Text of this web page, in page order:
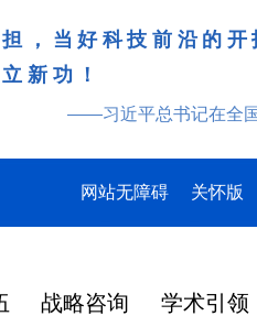
，当好科技前沿的
新功！
——习近平总书记在全
网站无障碍 关怀版
战略咨询 学术引领